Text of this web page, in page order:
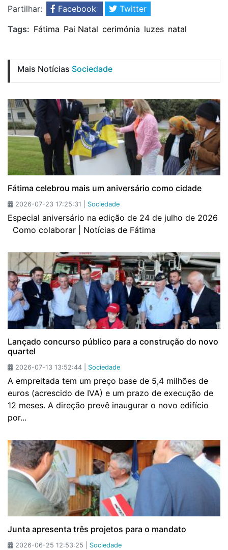
Partilhar: Facebook
Twitter
Tags: Fátima Pai Natal cerimónia luzes natal
Mais Notícias Sociedade
Fátima celebrou mais um aniversário como cidade
2026-07-23 17:25:31 | Sociedade
Especial aniversário na edição de 24 de julho de 2026
Como colaborar | Notícias de Fátima
Lançado concurso público para a construção do novo
quartel
2026-07-13 13:52:44 | Sociedade
A empreitada tem um preço base de 5,4 milhões de
euros (acrescido de IVA) e um prazo de execução de
12 meses. A direção prevê inaugurar o novo edifício
por...
Junta apresenta três projetos para o mandato
2026-06-25 12:53:25 | Sociedade